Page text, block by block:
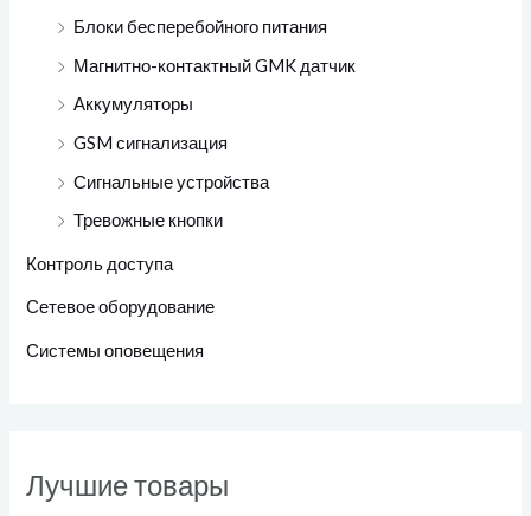
Блоки бесперебойного питания
Магнитно-контактный GMK датчик
Аккумуляторы
GSM сигнализация
Сигнальные устройства
Тревожные кнопки
Контроль доступа
Сетевое оборудование
Системы оповещения
Лучшие товары